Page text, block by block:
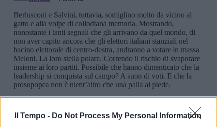
Il Tempo - Do Not Process My Personal Information